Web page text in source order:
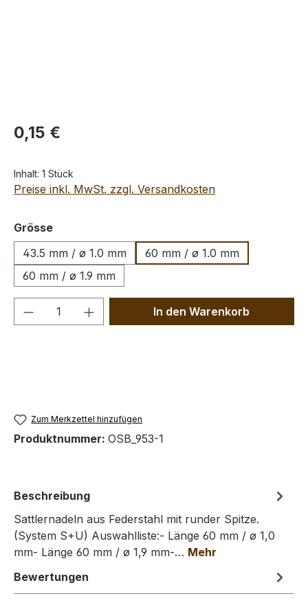
Regulärer Preis:
0,15 €
Inhalt: 1 Stück
Preise inkl. MwSt. zzgl. Versandkosten
Grösseauswählen
43.5 mm / ø 1.0 mm
60 mm / ø 1.0 mm
60 mm / ø 1.9 mm
Produkt Anzahl: Gib denIn den Warenkorb
Zum Merkzettel hinzufügen
Produktnummer: OSB_953-1
Beschreibung
Sattlernadeln aus Federstahl mit runder Spitze.
(System S+U) Auswahlliste:- Länge 60 mm / ø 1,0
mm- Länge 60 mm / ø 1,9 mm-… Mehr
Bewertungen